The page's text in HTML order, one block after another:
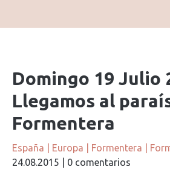
Domingo 19 Julio
Llegamos al
Formentera
España Europa Formentera
24.08.2015
0 comentarios